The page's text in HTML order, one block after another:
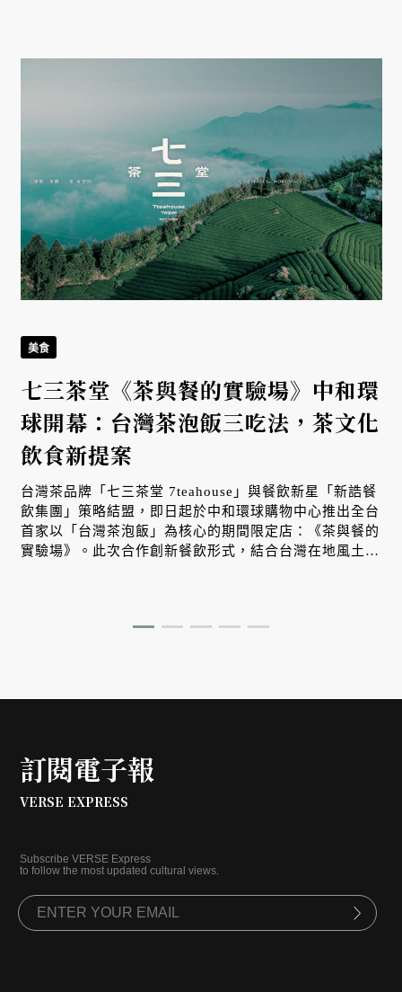
美食
七三茶堂《茶與餐的實驗場》中和環
球開幕：台灣茶泡飯三吃法，茶文化
飲食新提案
台灣茶品牌「七三茶堂 7teahouse」與餐飲新星「新誥餐
飲集團」策略結盟，即日起於中和環球購物中心推出全台
首家以「台灣茶泡飯」為核心的期間限定店：《茶與餐的
實驗場》。此次合作創新餐飲形式，結合台灣在地風土與
系甜點」及與鮮乳坊合作的「茶拿鐵系列」，建構一場以
訂閱電子報
VERSE EXPRESS
Subscribe VERSE Express
to follow the most updated cultural views.